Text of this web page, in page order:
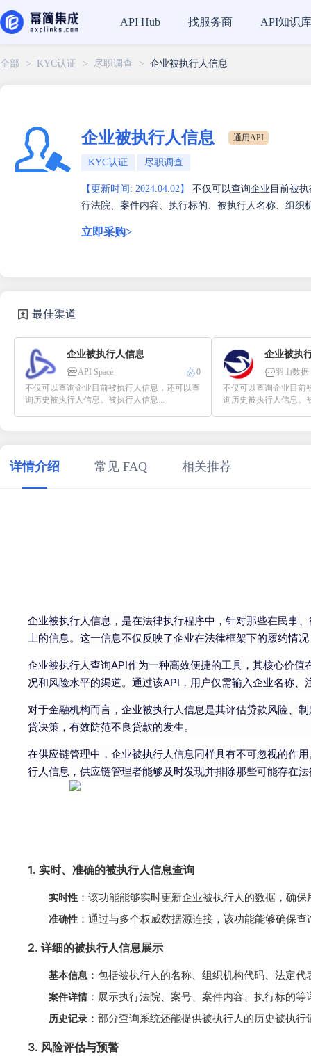
全部 > KYC认证 > 尽职调查 > 企业被执行人信息
企业被执行人信息 通用API
KYC认证 尽职调查
【更新时间: 2024.04.02】
不仅可以查询企业目前被
行法院、案件内容、执行标的、被执行人名称、组织
立即采购>
最佳渠道
企业被执行人信息
API Space
0
不仅可以查询企业目前被执行人信息，还可以查
询历史被执行人信息。被执行人信息...
企业被执
羽山数据
不仅可以查询企业目前
询历史被执行人信息。
详情介绍 常见 FAQ 相关推荐
企业被执行人信息，是在法律执行程序中，针对那些在民事
上的信息。这一信息不仅反映了企业在法律框架下的履约情
企业被执行人查询API作为一种高效便捷的工具，其核心价
况和风险水平的渠道。通过该API，用户仅需输入企业名称
对于金融机构而言，企业被执行人信息是其评估贷款风险、
贷决策，有效防范不良贷款的发生。
在供应链管理中，企业被执行人信息同样具有不可忽视的作
行人信息，供应链管理者能够及时发现并排除那些可能存在
1. 实时、准确的被执行人信息查询
实时性 ：该功能能够实时更新企业被执行人的数据，确
准确性 ：通过与多个权威数据源连接，该功能能够确保
2. 详细的被执行人信息展示
基本信息 ：包括被执行人的名称、组织机构代码、法定
案件详情 ：展示执行法院、案号、案件内容、执行标的
历史记录 ：部分查询系统还能提供被执行人的历史被执
3. 风险评估与预警
API Hub 找服务商 API知识库